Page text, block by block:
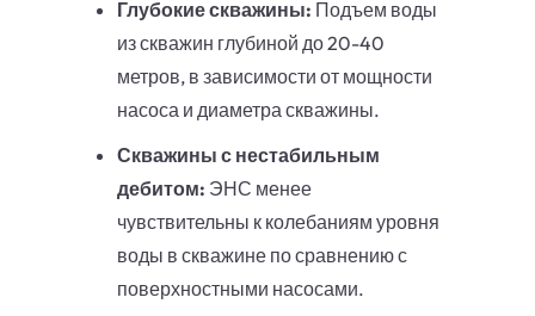
Глубокие скважины: Подъем воды
из скважин глубиной до 20-40
метров, в зависимости от мощности
насоса и диаметра скважины.
Скважины с нестабильным
дебитом: ЭНС менее
чувствительны к колебаниям уровня
воды в скважине по сравнению с
поверхностными насосами.